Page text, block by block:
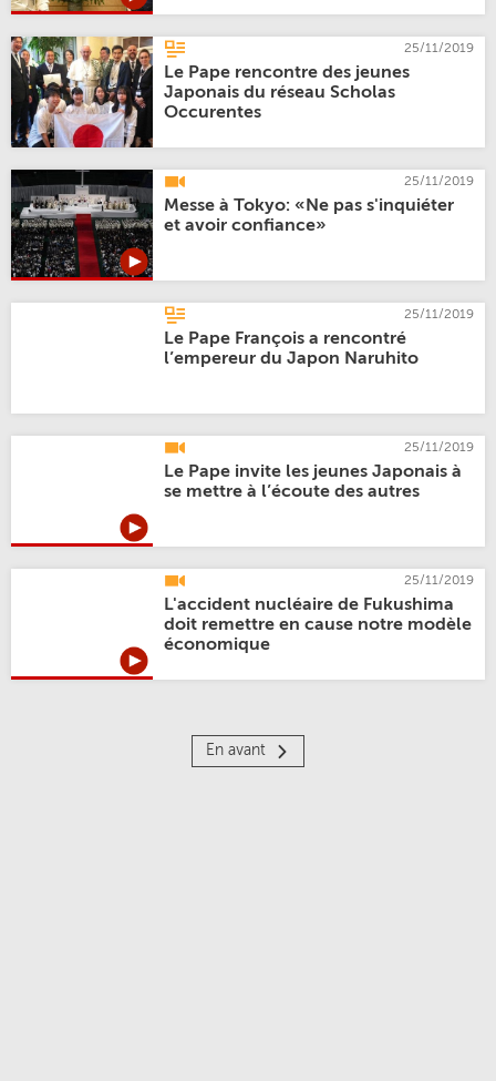
25/11/2019
Le Pape rencontre des jeunes
Japonais du réseau Scholas
Occurentes
25/11/2019
Messe à Tokyo: «Ne pas s'inquiéter
et avoir confiance»
25/11/2019
Le Pape François a rencontré
l’empereur du Japon Naruhito
25/11/2019
Le Pape invite les jeunes Japonais à
se mettre à l’écoute des autres
25/11/2019
L'accident nucléaire de Fukushima
doit remettre en cause notre modèle
économique
En avant